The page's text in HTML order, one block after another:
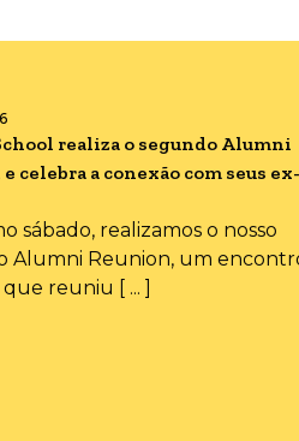
realiza o segundo Alumni
celebra a conexão com seus ex-
sábado, realizamos o nosso
Alumni Reunion, um
reuniu [ ... ]